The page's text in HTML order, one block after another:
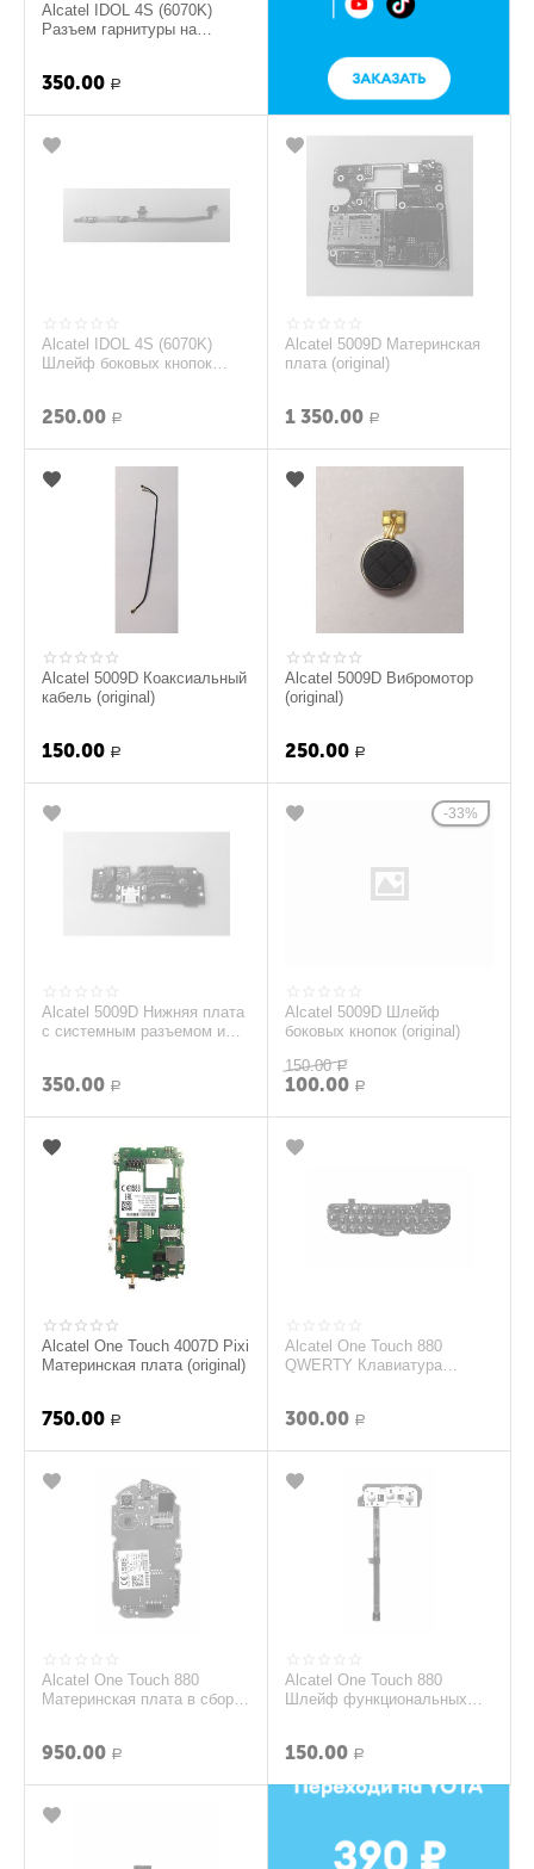
Alcatel IDOL 4S (6070K)
Разъем гарнитуры на
350.00 Р
Alcatel IDOL 4S (6070K)
Шлейф боковых кнопок
250.00 Р
Alcatel 5009D Материнская
плата (original)
1 350.00 Р
Alcatel 5009D Коаксиальный
кабель (original)
150.00 Р
Alcatel 5009D Вибромотор
(original)
250.00 Р
Alcatel 5009D Нижняя плата
с системным разъемом и
350.00 Р
33%
Alcatel 5009D Шлейф
боковых кнопок (original)
150.00 Р
100.00 Р
Alcatel One Touch 4007D Pixi
Материнская плата (original)
750.00 Р
Alcatel One Touch 880
QWERTY Клавиатура
300.00 Р
Alcatel One Touch 880
Материнская плата в сборе
950.00 Р
Alcatel One Touch 880
Шлейф функциональных
150.00 Р